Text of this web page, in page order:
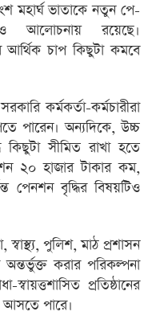
মহার্ঘ ভাতাকে নতুন পে-
আলোচনায় রয়েছে।
আর্থিক চাপ কিছুটা কমবে
কর্মকর্তা-কর্মচারীরা
পারেন। অন্যদিকে, উচ্চ
কিছুটা সীমিত রাখা হতে
২০ হাজার টাকার কম,
পেনশন বৃদ্ধির বিষয়টিও
পুলিশ, মাঠ প্রশাসন
অন্তর্ভুক্ত করার পরিকল্পনা
প্রতিষ্ঠানের
আসতে পারে।